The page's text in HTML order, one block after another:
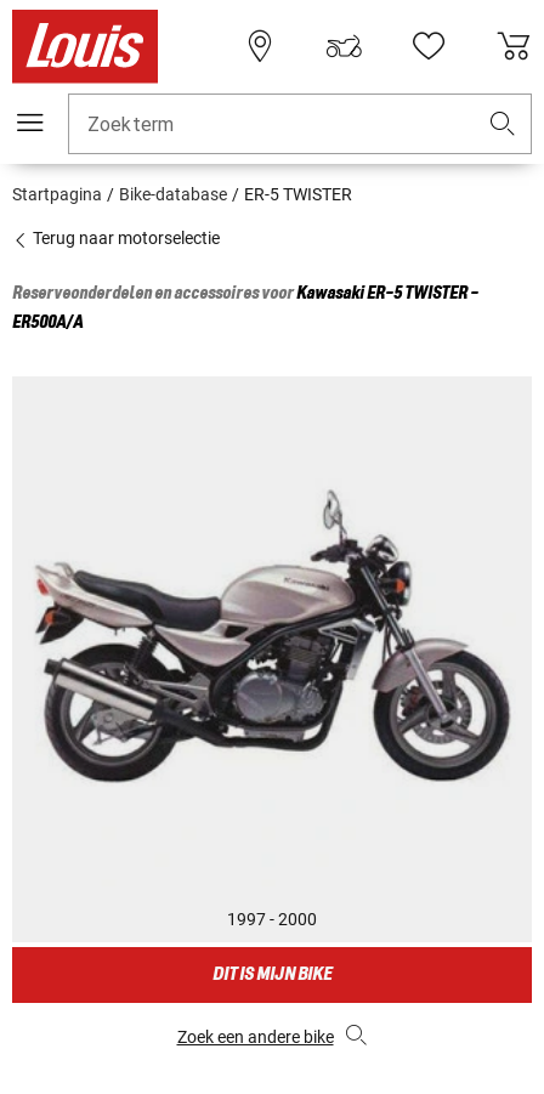
Zoekterm
Startpagina Bike-database ER-5 TWISTER
Terug naar motorselectie
Reserveonderdelen en accessoires voorKawasakiER-5 TWISTER -
ER500A/A
1997 - 2000
DIT IS MIJN BIKE
Zoek een andere bike